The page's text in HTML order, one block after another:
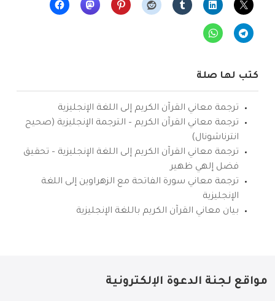
كتب لها صلة
ترجمة معاني القرآن الكريم إلى اللغة الإنجليزية
ترجمة معاني القرآن الكريم – الترجمة الإنجليزية (صحيح
انترناشونال)
ترجمة معاني القرآن الكريم إلى اللغة الإنجليزية – تحقيق
فضل إلهي ظهير
ترجمة معاني سورة الفاتحة مع الزهراوين إلى اللغة
الإنجليزية
بيان معاني القرآن الكريم باللغة الإنجليزية
مواقع لجنة الدعوة الإلكترونية